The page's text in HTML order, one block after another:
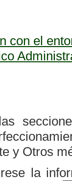
con el
y Otros
la